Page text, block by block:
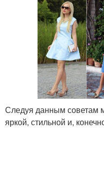
Следуя данным советам
яркой, стильной и,